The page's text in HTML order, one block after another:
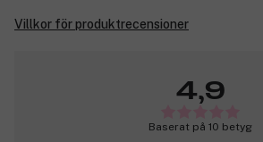
Villkor för produktrecensioner
4,9
Baserat på 10 betyg